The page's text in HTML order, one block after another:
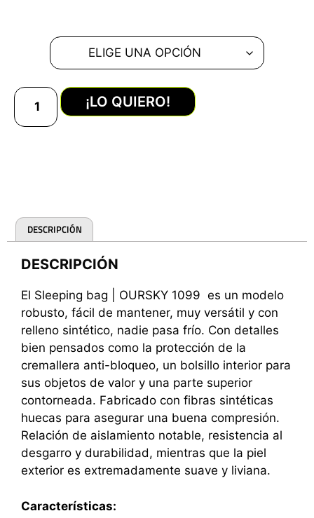
¡LO QUIERO!
DESCRIPCIÓN
DESCRIPCIÓN
El Sleeping bag | OURSKY 1099 es un modelo
robusto, fácil de mantener, muy versátil y con
relleno sintético, nadie pasa frío. Con detalles
bien pensados ​​como la protección de la
cremallera anti-bloqueo, un bolsillo interior para
sus objetos de valor y una parte superior
contorneada. Fabricado con fibras sintéticas
huecas para asegurar una buena compresión.
Relación de aislamiento notable, resistencia al
desgarro y durabilidad, mientras que la piel
exterior es extremadamente suave y liviana.
Características: